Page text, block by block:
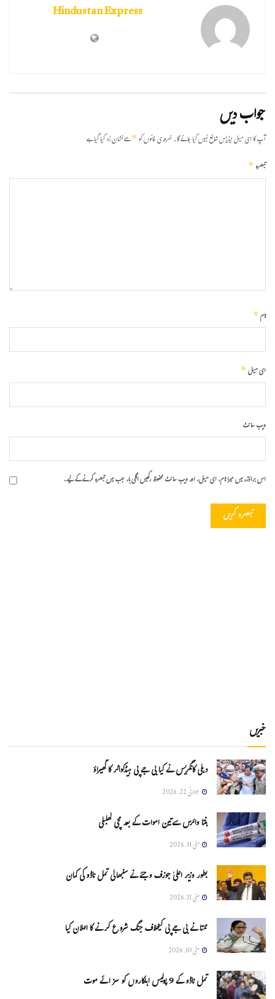
Hindustan Express
جواب دیں
آپ کا ای میل ایڈریس شائع نہیں کیا جائے گا۔ضروری خانوں کو*سے نشان زد کیا گیا ہے
تبصرہ*
نام*
ای میل*
ویب‌ سائٹ
اس براؤزر میں میرا نام، ای میل، اور ویب سائٹ محفوظ رکھیں اگلی بار جب میں تبصرہ کرنے کےلیے۔
خبریں
دہلی کانگریس نے کیا بی جے پی ہیڈکواٹر کا گھیراؤ
جولائی 22, 2026
ہنتا وائرس سےتین اموات کے بعد مچی کھلبلی
مئی 11, 2026
بطور وزیر اعلیٰ جوزف وجئے نے سنبھالی تمل ناڈو کی کمان
مئی 11, 2026
ممتا نے بی جے پی کیخلاف جنگ شروع کرنے کا اعلان کیا
مئی 10, 2026
تمل ناڈو کے 9 پولیس اہلکاروں کو سزائے موت